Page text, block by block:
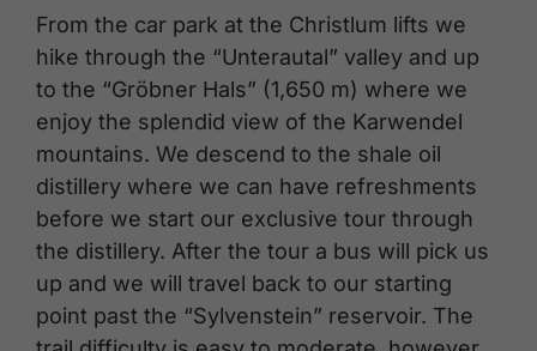
From the car park at the Christlum lifts we
hike through the “Unterautal” valley and up
to the “Gröbner Hals” (1,650 m) where we
enjoy the splendid view of the Karwendel
mountains. We descend to the shale oil
distillery where we can have refreshments
before we start our exclusive tour through
the distillery. After the tour a bus will pick us
up and we will travel back to our starting
point past the “Sylvenstein” reservoir. The